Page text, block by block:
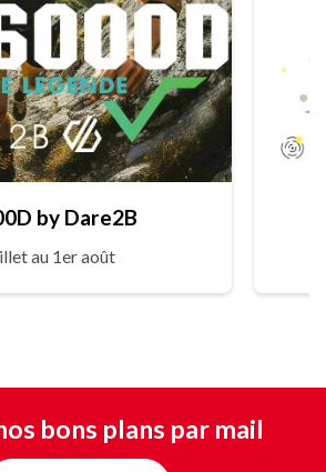
by Dare2B
au 1er août
bons plans par mail